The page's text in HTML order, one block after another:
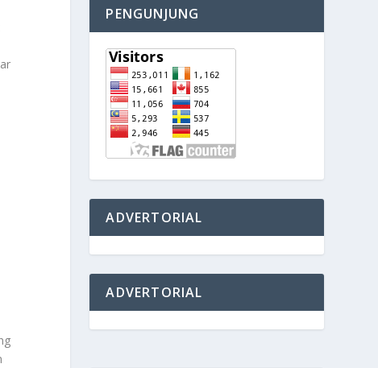
PENGUNJUNG
ADVERTORIAL
ADVERTORIAL